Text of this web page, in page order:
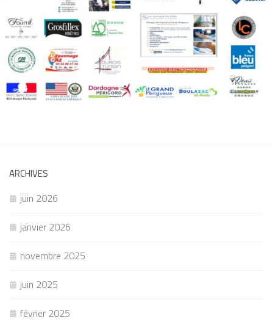
ARCHIVES
juin 2026
janvier 2026
novembre 2025
juin 2025
février 2025